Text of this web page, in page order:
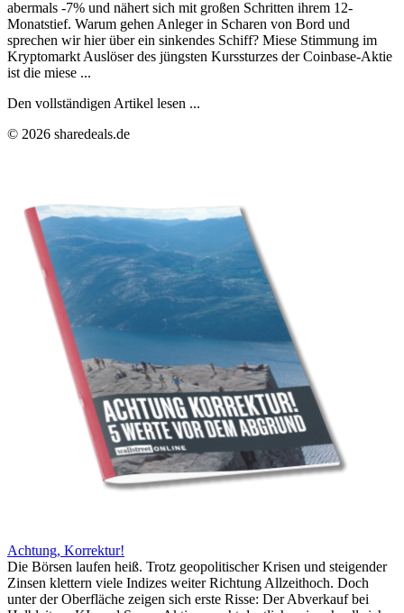
abermals -7% und nähert sich mit großen Schritten ihrem 12-
Monatstief. Warum gehen Anleger in Scharen von Bord und
sprechen wir hier über ein sinkendes Schiff? Miese Stimmung im
Kryptomarkt Auslöser des jüngsten Kurssturzes der Coinbase-Aktie
ist die miese ...
Den vollständigen Artikel lesen ...
© 2026 sharedeals.de
Achtung, Korrektur!
Die Börsen laufen heiß. Trotz geopolitischer Krisen und steigender
Zinsen klettern viele Indizes weiter Richtung Allzeithoch. Doch
unter der Oberfläche zeigen sich erste Risse: Der Abverkauf bei